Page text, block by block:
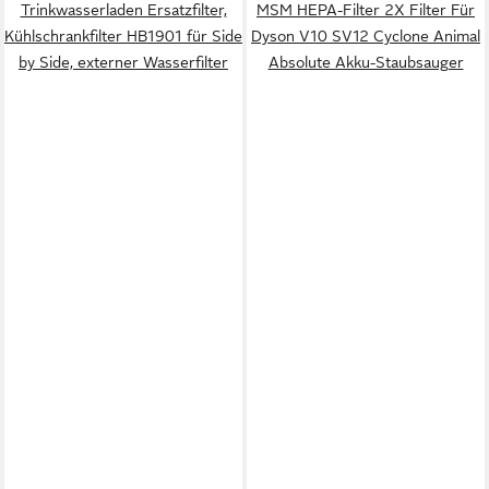
Trinkwasserladen Ersatzfilter,
Kühlschrankfilter HB1901 für Side
by Side, externer Wasserfilter
MSM HEPA-Filter 2X Filter Für
Dyson V10 SV12 Cyclone Animal
Absolute Akku-Staubsauger